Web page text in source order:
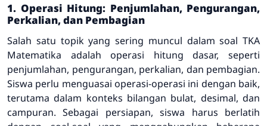
1. Operasi Hitung: Penjumlahan, Pengurangan,
Perkalian, dan Pembagian
Salah satu topik yang sering muncul dalam soal TKA
Matematika adalah operasi hitung dasar, seperti
penjumlahan, pengurangan, perkalian, dan pembagian.
Siswa perlu menguasai operasi-operasi ini dengan baik,
terutama dalam konteks bilangan bulat, desimal, dan
campuran. Sebagai persiapan, siswa harus berlatih